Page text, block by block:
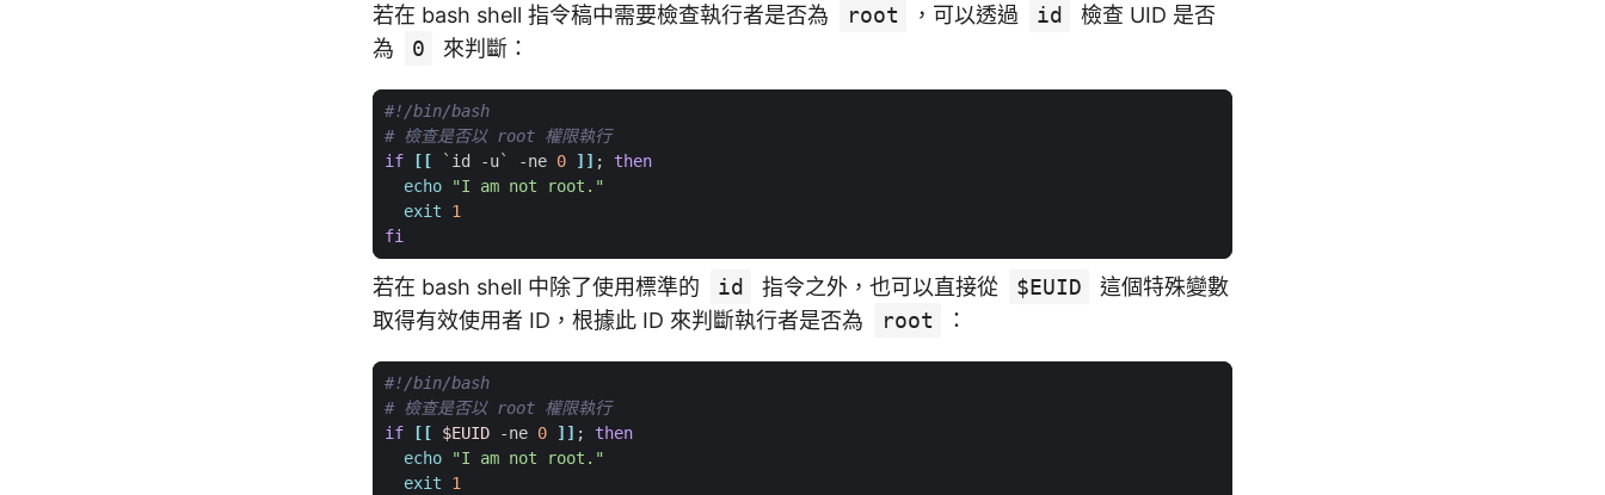
若在 bash shell 指令稿中需要檢查執行者是否為 root ，可以透過 id
檢查 UID 是否
為
0 來判斷：
# 檢查是否以 root 權限執行
if
[[ ` id -u` -ne 0 ]] ;
then
echo
"I am not root."
exit
1
fi
若在 bash shell 中除了使用標準的 id 指令之外，也可以直接從 $EUID
這個特殊變數
取得有效使用者 ID，根據此 ID 來判斷執行者是否為
root ：
# 檢查是否以 root 權限執行
if
[[ $EUID -ne 0 ]] ;
then
echo
"I am not root."
exit
1